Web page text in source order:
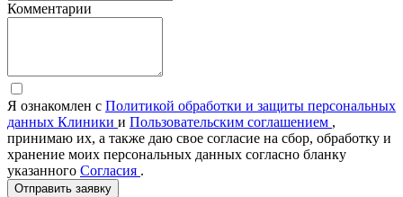
Комментарии
Я ознакомлен с Политикой обработки и защиты персональных
данных Клиники и Пользовательским соглашением ,
принимаю их, а также даю свое согласие на сбор, обработку и
хранение моих персональных данных согласно бланку
указанного Согласия .
Отправить заявку